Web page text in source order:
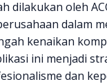
dilakukan oleh
dalam
kenaikan
ini menjadi
dan